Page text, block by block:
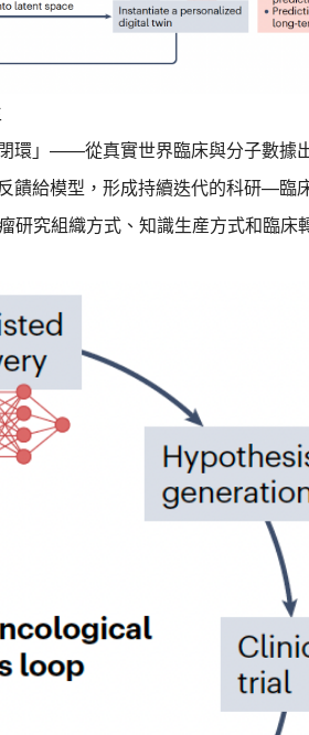
環」——從真實世界臨床與分子數據
饋給模型，形成持續迭代的科研—臨
研究組織方式、知識生産方式和臨床